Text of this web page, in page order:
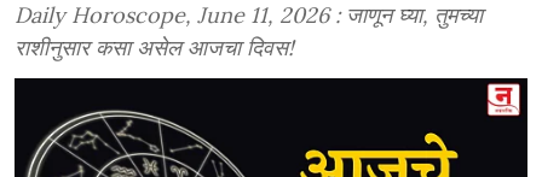
Daily Horoscope, June 11, 2026 : जाणून घ्या, तुमच्या
राशीनुसार कसा असेल आजचा दिवस!